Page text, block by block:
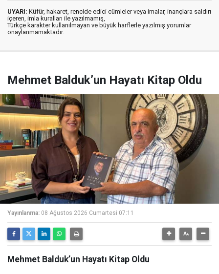
UYARI: Küfür, hakaret, rencide edici cümleler veya imalar, inançlara saldırı
içeren, imla kuralları ile yazılmamış,
Türkçe karakter kullanılmayan ve büyük harflerle yazılmış yorumlar
onaylanmamaktadır.
Mehmet Balduk’un Hayatı Kitap Oldu
Yayınlanma: 08 Ağustos 2026 Cumartesi 07:11
Mehmet Balduk’un Hayatı Kitap Oldu